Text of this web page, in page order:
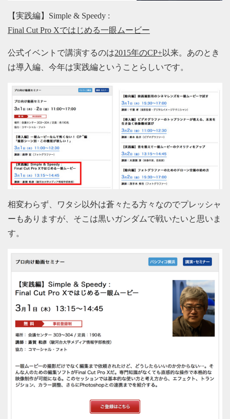
【実践編】Simple & Speedy :
Final Cut Pro Xではじめる一眼ムービー
公式イベントで講演するのは2015年のCP+以来。あのとき
は導入編、今年は実践編ということらしいです。
相変わらず、ワタシ以外は蒼々たる方々なのでプレッシャ
ーもありますが、そこは黒いガンダムで戦いたいと思いま
す。